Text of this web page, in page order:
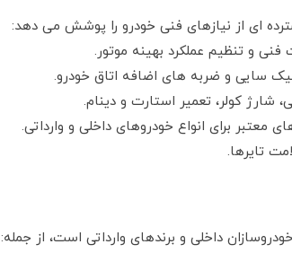
ای از نیازهای فنی خودرو را پوشش می دهد:
فنی و تنظیم عملکرد بهینه موتور.
سایی و ضربه های اضافه اتاق خودرو.
کولر، تعمیر استارت و دینام.
معتبر برای انواع خودروهای داخلی و وارداتی.
تایرها.
داخلی و برندهای وارداتی است، از جمله: